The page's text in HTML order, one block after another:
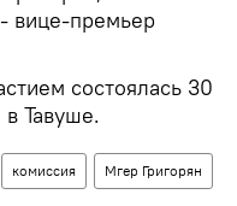
вице-премьер
состоялась 30
Тавуше.
комиссия Мгер Григорян